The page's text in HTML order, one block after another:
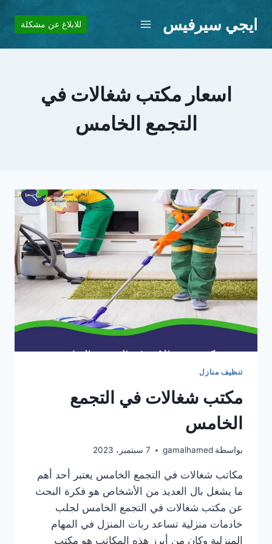
ايجي سيرفيس للابلاغ عن مشكلة
اسعار مكتب شغالات في
التجمع الخامس
تنظيف منازل
مكتب شغالات في التجمع
الخامس
بواسطة gamalhamed 7 سبتمبر، 2023
مكاتب شغالات في التجمع الخامس يعتبر أحد أهم
ما يشغل بال العديد من الأشخاص هو فكرة البحث
عن مكتب شغالات في التجمع الخامس لجلب
خادمات منزلية تساعد ربات المنزل في المهام
المنزلية وكان من أبرز هذه المكاتب هو مكتب